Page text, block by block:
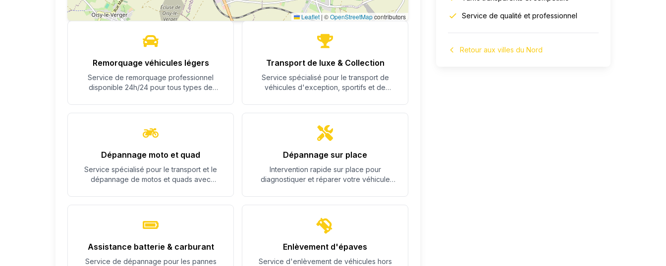
Leaflet | ©OpenStreetMapcontributors
Remorquage véhicules légers
Service de remorquage professionnel
disponible 24h/24 pour tous types de
Transport de luxe & Collection
Service spécialisé pour le transport de
véhicules d'exception, sportifs et de
Dépannage moto et quad
Service spécialisé pour le transport et le
dépannage de motos et quads avec
Dépannage sur place
Intervention rapide sur place pour
diagnostiquer et réparer votre véhicule
Assistance batterie & carburant
Service de dépannage pour les pannes
Enlèvement d'épaves
Service d'enlèvement de véhicules hors
Service de qualité et professionnel
Retour aux villes du Nord